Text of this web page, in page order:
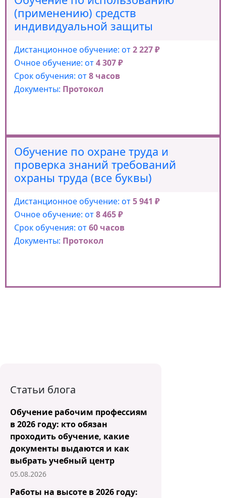
(применению) средств
индивидуальной защиты
Дистанционное обучение: от2 227 ₽
Очное обучение: от4 307 ₽
Срок обучения: от8 часов
Документы: Протокол
Обучение по охране труда и
проверка знаний требований
охраны труда (все буквы)
Дистанционное обучение: от5 941 ₽
Очное обучение: от8 465 ₽
Срок обучения: от60 часов
Документы: Протокол
Статьи блога
Обучение рабочим профессиям
в 2026 году: кто обязан
проходить обучение, какие
документы выдаются и как
выбрать учебный центр
05.08.2026
Работы на высоте в 2026 году: